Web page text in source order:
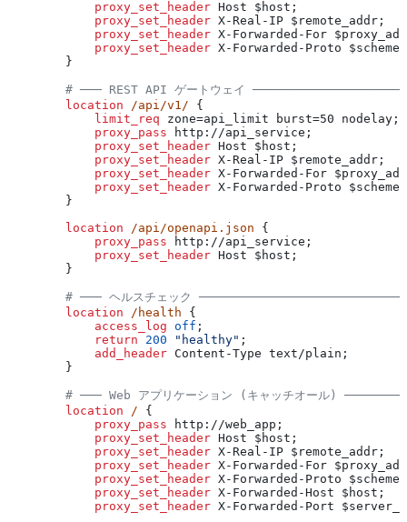
            proxy_set_header
Host $ host ;
            proxy_set_header
X-Real-IP $ remote_addr ;
            proxy_set_header
X-Forwarded-For $
            proxy_set_header
X-Forwarded-Proto $scheme
        }
# ─── REST API ゲートウェイ
        location
/api/v1/ {
            limit_req
zone=api_limit burst=50 nodelay;
            proxy_pass
http://api_service;
            proxy_set_header
Host $ host ;
            proxy_set_header
X-Real-IP $ remote_addr ;
            proxy_set_header
X-Forwarded-For $
            proxy_set_header
X-Forwarded-Proto $scheme
        }
        location
/api/openapi.json {
            proxy_pass
http://api_service;
            proxy_set_header
Host $ host ;
        }
# ─── ヘルスチェック
        location
/health {
            access_log
off ;
            return
200 "healthy" ;
            add_header
Content-Type text/plain;
        }
# ─── Web アプリケーション (キャッチオール)
        location
/ {
            proxy_pass
http://web_app;
            proxy_set_header
Host $ host ;
            proxy_set_header
X-Real-IP $ remote_addr ;
            proxy_set_header
X-Forwarded-For $
            proxy_set_header
X-Forwarded-Proto $scheme
            proxy_set_header
X-Forwarded-Host $ host ;
            proxy_set_header
X-Forwarded-Port $